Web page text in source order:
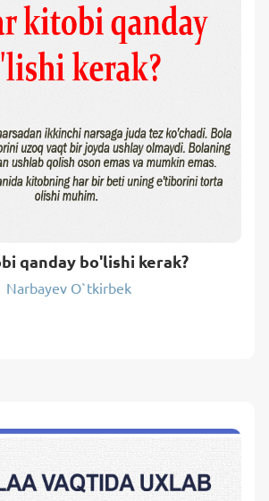
qanday bo'lishi kerak?
Narbayev O`tkirbek